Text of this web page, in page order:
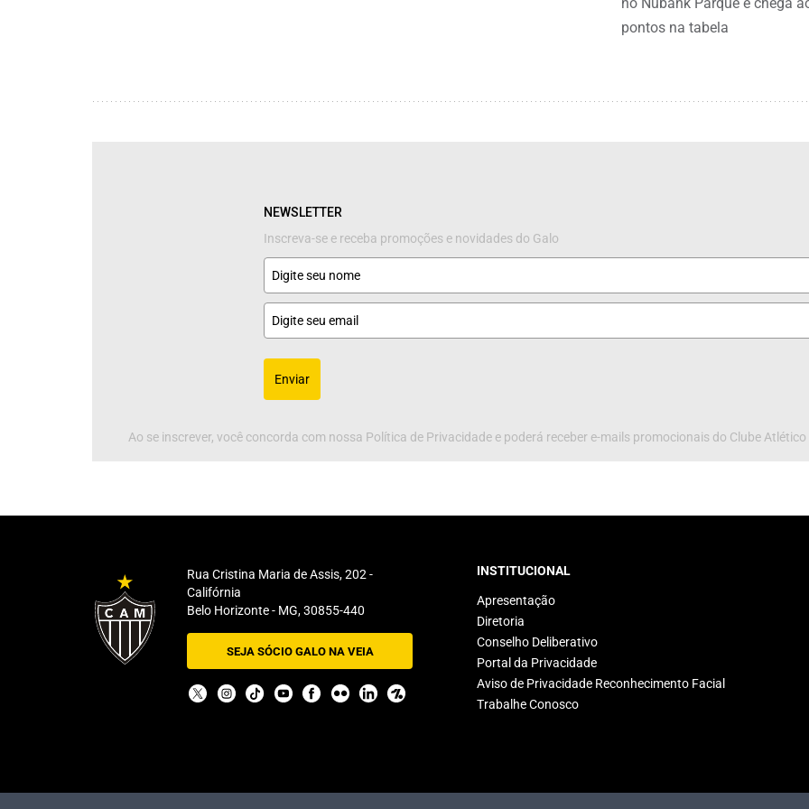
pontos na tabela
NEWSLETTER
Inscreva-se e receba promoções e novidades do Galo
Enviar
Ao se inscrever, você concorda com nossa Política de Privacidade e poderá receber e-mails promocionais do Clube Atlético
Rua Cristina Maria de Assis, 202 -
Califórnia
Belo Horizonte - MG, 30855-440
SEJA SÓCIO GALO NA VEIA
INSTITUCIONAL
Apresentação
Diretoria
Conselho Deliberativo
Portal da Privacidade
Aviso de Privacidade Reconhecimento Facial
Trabalhe Conosco